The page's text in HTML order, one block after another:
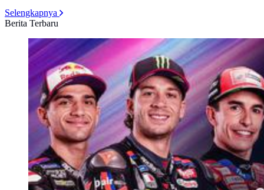
Selengkapnya
Berita Terbaru